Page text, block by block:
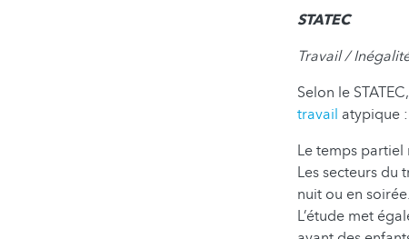
STATEC
Travail /
Selon le
travail atypique
Le temps partiel
Les secteurs du
nuit ou en
L’étude met